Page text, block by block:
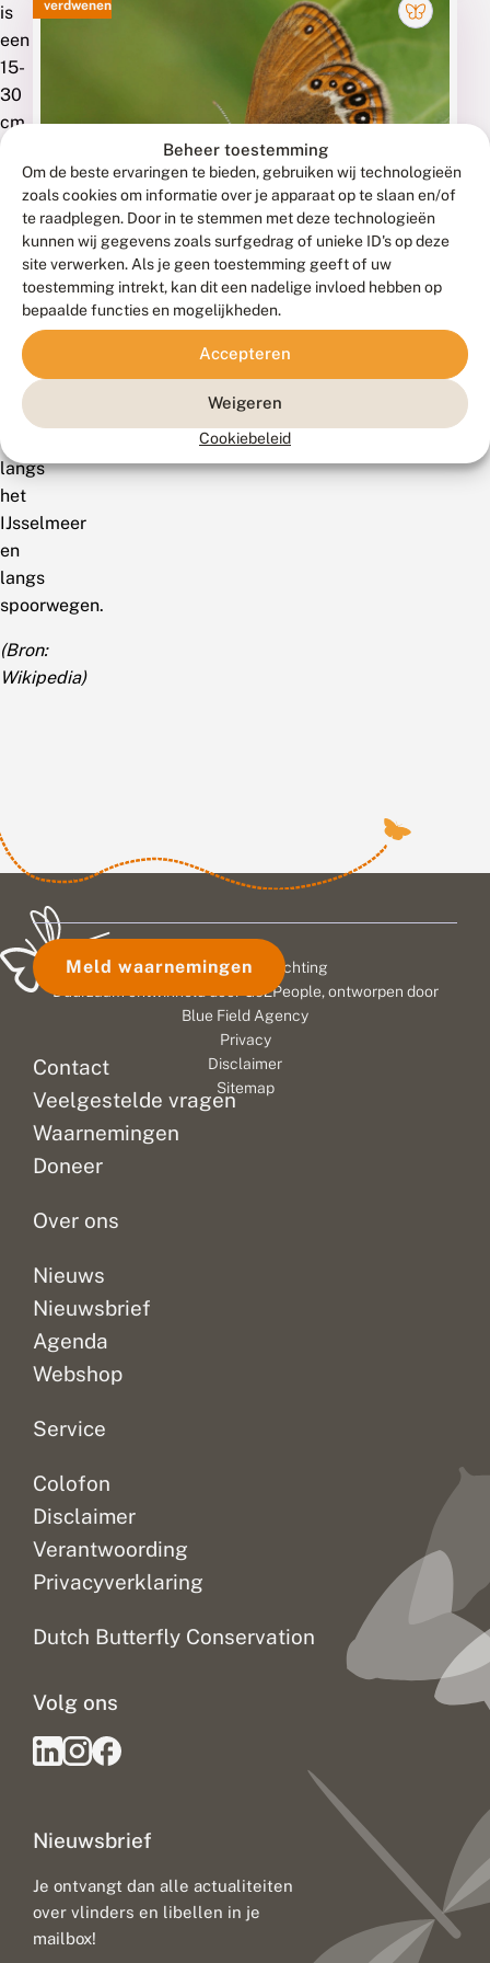
Beheer toestemming
Om de beste ervaringen te bieden, gebruiken wij technologieën
zoals cookies om informatie over je apparaat op te slaan en/of
te raadplegen. Door in te stemmen met deze technologieën
kunnen wij gegevens zoals surfgedrag of unieke ID's op deze
site verwerken. Als je geen toestemming geeft of uw
toestemming intrekt, kan dit een nadelige invloed hebben op
bepaalde functies en mogelijkheden.
Accepteren
Weigeren
Cookiebeleid
is
een
15-
30
cm
rechtopstaande
aar
met
een
topaartje.
Zandhaver
komt
voor
stuifduinen,
langs
het
IJsselmeer
en
langs
spoorwegen.
(Bron:
Wikipedia)
verdwenen
Zilverstreephooibeestje
COENONYMPHA HERO
Contact
Veelgestelde vragen
Waarnemingen
Doneer
Over ons
Nieuws
Nieuwsbrief
Agenda
Webshop
Service
Colofon
Disclaimer
Verantwoording
Privacyverklaring
Dutch Butterfly Conservation
Nieuwsbrief
Je ontvangt dan alle actualiteiten
over vlinders en libellen in je
mailbox!
Volg ons
Meld waarnemingen
© 2026 Vlinderstichting
Duurzaam ontwikkeld doorGo2People, ontworpen door
Blue Field Agency
Privacy
Disclaimer
Sitemap